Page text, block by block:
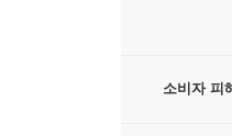
소비자 피